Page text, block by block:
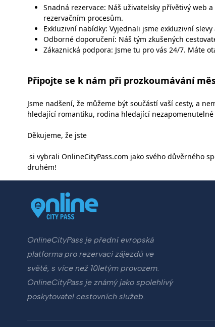
Snadná rezervace: Náš uživatelsky přívětivý web
rezervačním procesům.
Exkluzivní nabídky: Vyjednali jsme exkluzivní
Odborné doporučení: Náš tým zkušených
Zákaznická podpora: Jsme tu pro vás 24/7. Máte
Připojte se k nám při prozkoumávání
Jsme nadšení, že můžeme být součástí vaší cesty, a
hledající romantiku, rodina hledající
Děkujeme, že jste
si vybrali OnlineCityPass.com jako svého důvěrného
druhém!
OnlineCityPass je přední evropská
platforma pro rezervaci zájezdů ve
světě, s více než 10letým provozem.
OnlineCityPass je známý jako spolehlivý
poskytovatel cestovních služeb.